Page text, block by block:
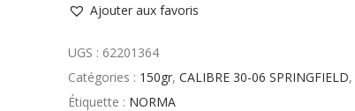
Ajouter aux favoris
UGS : 62201364
Catégories : 150gr, CALIBRE 30-06 SPRINGFIELD,
Étiquette : NORMA